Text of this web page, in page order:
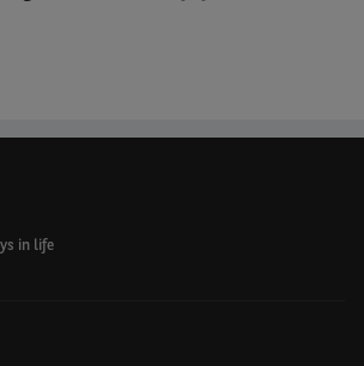
in life